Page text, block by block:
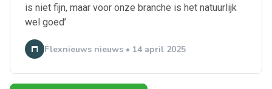
is niet fijn, maar voor onze branche is het natuurlijk
wel goed’
Flexnieuws nieuws • 14 april 2025
Artikelen zoeken